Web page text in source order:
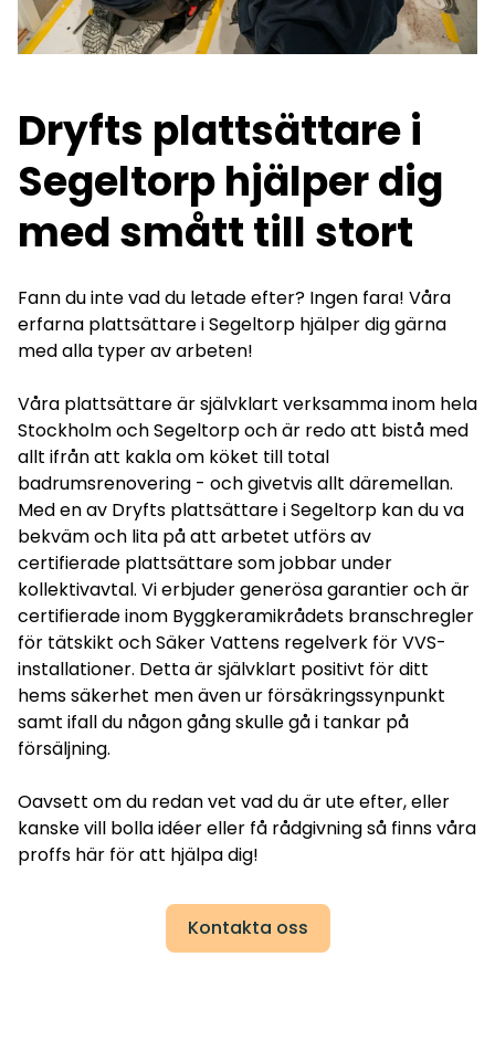
Dryfts plattsättare i
Segeltorp hjälper dig
med smått till stort
Fann du inte vad du letade efter? Ingen fara! Våra
erfarna plattsättare i Segeltorp hjälper dig gärna
med alla typer av arbeten!
Våra plattsättare är självklart verksamma inom hela
Stockholm och Segeltorp och är redo att bistå med
allt ifrån att kakla om köket till total
badrumsrenovering - och givetvis allt däremellan.
Med en av Dryfts plattsättare i Segeltorp kan du va
bekväm och lita på att arbetet utförs av
certifierade plattsättare som jobbar under
kollektivavtal. Vi erbjuder generösa garantier och är
certifierade inom Byggkeramikrådets branschregler
för tätskikt och Säker Vattens regelverk för VVS-
installationer. Detta är självklart positivt för ditt
hems säkerhet men även ur försäkringssynpunkt
samt ifall du någon gång skulle gå i tankar på
försäljning.
Oavsett om du redan vet vad du är ute efter, eller
kanske vill bolla idéer eller få rådgivning så finns våra
proffs här för att hjälpa dig!
Kontakta oss